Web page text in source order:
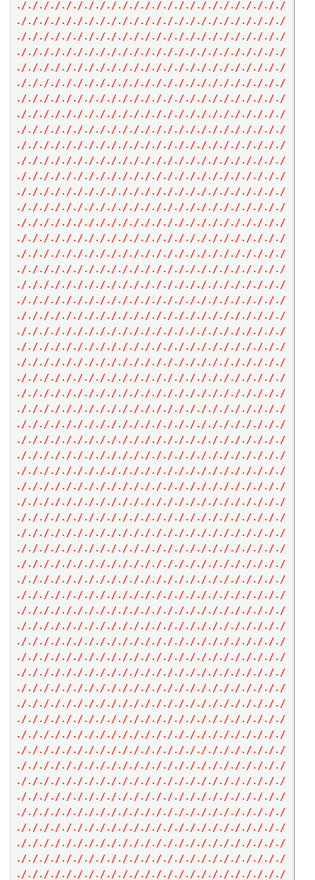
././././././././././././././././././././././././
././././././././././././././././././././././././
././././././././././././././././././././././././
././././././././././././././././././././././././
././././././././././././././././././././././././
././././././././././././././././././././././././
././././././././././././././././././././././././
././././././././././././././././././././././././
././././././././././././././././././././././././
././././././././././././././././././././././././
././././././././././././././././././././././././
././././././././././././././././././././././././
././././././././././././././././././././././././
././././././././././././././././././././././././
././././././././././././././././././././././././
././././././././././././././././././././././././
././././././././././././././././././././././././
././././././././././././././././././././././././
././././././././././././././././././././././././
././././././././././././././././././././././././
././././././././././././././././././././././././
././././././././././././././././././././././././
././././././././././././././././././././././././
././././././././././././././././././././././././
././././././././././././././././././././././././
././././././././././././././././././././././././
././././././././././././././././././././././././
././././././././././././././././././././././././
././././././././././././././././././././././././
././././././././././././././././././././././././
././././././././././././././././././././././././
././././././././././././././././././././././././
././././././././././././././././././././././././
././././././././././././././././././././././././
././././././././././././././././././././././././
././././././././././././././././././././././././
././././././././././././././././././././././././
././././././././././././././././././././././././
././././././././././././././././././././././././
././././././././././././././././././././././././
././././././././././././././././././././././././
././././././././././././././././././././././././
././././././././././././././././././././././././
././././././././././././././././././././././././
././././././././././././././././././././././././
././././././././././././././././././././././././
././././././././././././././././././././././././
././././././././././././././././././././././././
././././././././././././././././././././././././
././././././././././././././././././././././././
././././././././././././././././././././././././
././././././././././././././././././././././././
././././././././././././././././././././././././
././././././././././././././././././././././././
././././././././././././././././././././././././
././././././././././././././././././././././././
././././././././././././././././././././././././